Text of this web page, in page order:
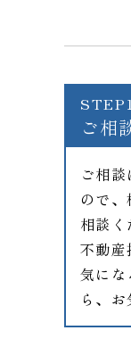
ご相
ご相
ので
相談
不動産
気にな
ら、